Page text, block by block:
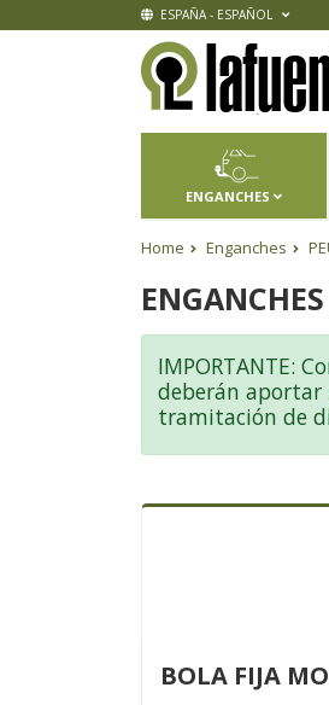
ESPAÑA - ESPAÑOL
ENGANCHES
Home Enganches
IMPORTANTE:
deberán aportar
tramitación de
BOLA FIJA